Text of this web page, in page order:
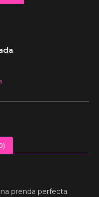
prenda perfecta